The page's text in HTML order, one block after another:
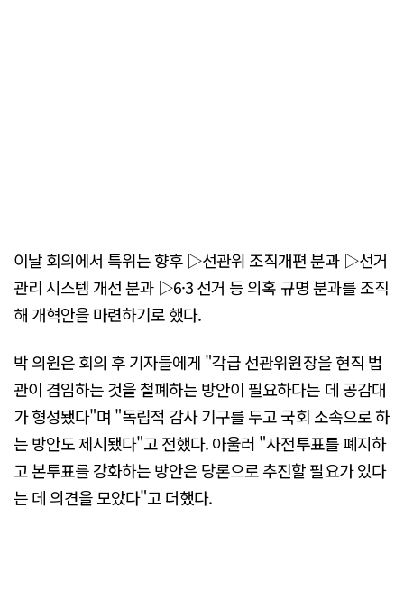
이날 회의에서 특위는 향후 ▷선관위 조직개편 분과 ▷선거
관리 시스템 개선 분과 ▷6·3 선거 등 의혹 규명 분과를 조직
해 개혁안을 마련하기로 했다.
박 의원은 회의 후 기자들에게 "각급 선관위원장을 현직 법
관이 겸임하는 것을 철폐하는 방안이 필요하다는 데 공감대
가 형성됐다"며 "독립적 감사 기구를 두고 국회 소속으로 하
는 방안도 제시됐다"고 전했다. 아울러 "사전투표를 폐지하
고 본투표를 강화하는 방안은 당론으로 추진할 필요가 있다
는 데 의견을 모았다"고 더했다.